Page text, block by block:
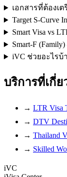
เอกสารที่ต้องเต
Target S-Curve
Smart Visa vs
Smart-F
iVC ช่วยอะไรบ้า
บริการที่เกี่ย
→ LTR Visa
→ DTV
→ Thailand
→ Skilled
iVC